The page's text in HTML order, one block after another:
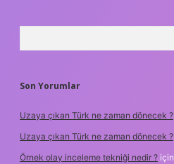
Son Yorumlar
Uzaya çıkan Türk ne zaman dönecek ?
Uzaya çıkan Türk ne zaman dönecek ?
Örnek olay inceleme tekniği nedir ? için